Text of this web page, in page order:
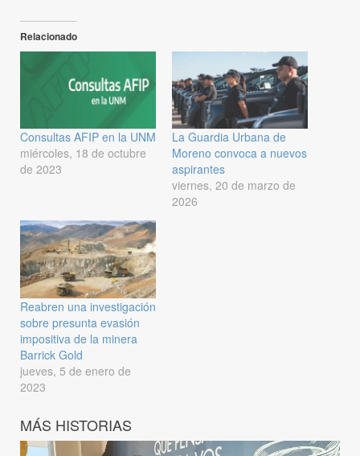
Relacionado
Consultas AFIP en la UNM
miércoles, 18 de octubre
de 2023
La Guardia Urbana de
Moreno convoca a nuevos
aspirantes
viernes, 20 de marzo de
2026
Reabren una investigación
sobre presunta evasión
impositiva de la minera
Barrick Gold
jueves, 5 de enero de
2023
MÁS HISTORIAS